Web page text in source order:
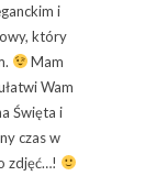
i
który
Mam
Wam
Święta i
czas w
zdjęć…!